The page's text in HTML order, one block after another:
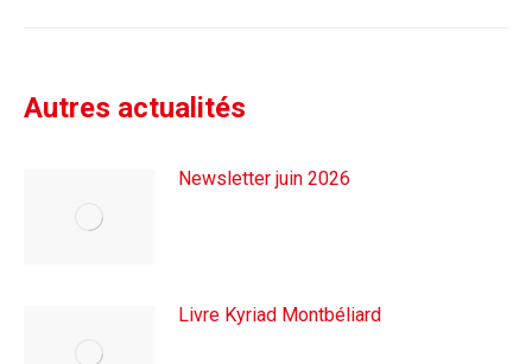
Autres actualités
Newsletter juin 2026
Livre Kyriad Montbéliard